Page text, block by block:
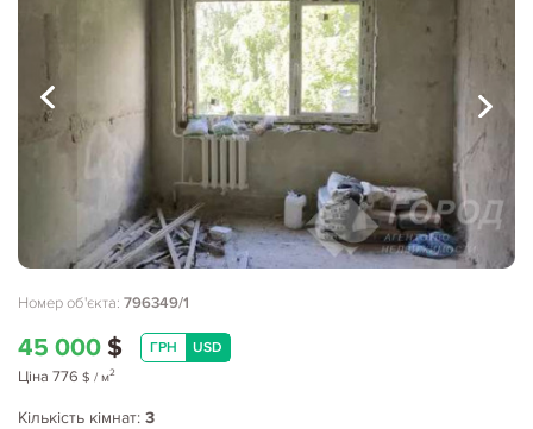
Номер об'єкта: 796349/1
45 000 $ ГРН USD
Ціна 776 $ / м2
Кількість кімнат: 3